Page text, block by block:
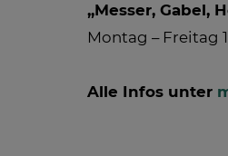
„Messer, Gabel,
Montag – Freitag
Alle Infos unter